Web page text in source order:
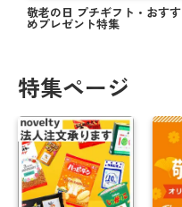
敬老の日 プチギフト・おすす
めプレゼント特集
特集ページ